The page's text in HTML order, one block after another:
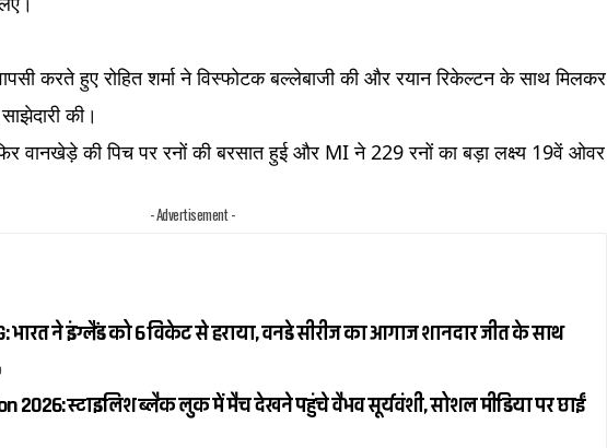
करते हुए रोहित शर्मा ने विस्फोटक बल्लेबाजी की और रयान रिकेल्टन के साथ मिलकर
की।
वानखेड़े की पिच पर रनों की बरसात हुई और MI ने 229 रनों का बड़ा लक्ष्य 19वें ओवर
- Advertisement -
भारत ने इंग्लैंड को 6 विकेट से हराया, वनडे सीरीज का आगाज शानदार जीत के साथ
2026: स्टाइलिश ब्लैक लुक में मैच देखने पहुंचे वैभव सूर्यवंशी, सोशल मीडिया पर छाईं